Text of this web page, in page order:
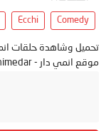
Comedy
Ecchi
موقع انمي دار - animedar